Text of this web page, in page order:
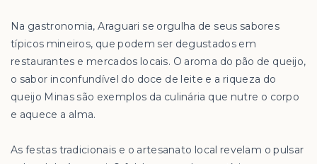
Na gastronomia, Araguari se orgulha de seus sabores
típicos mineiros, que podem ser degustados em
restaurantes e mercados locais. O aroma do pão de queijo,
o sabor inconfundível do doce de leite e a riqueza do
queijo Minas são exemplos da culinária que nutre o corpo
e aquece a alma.
As festas tradicionais e o artesanato local revelam o pulsar